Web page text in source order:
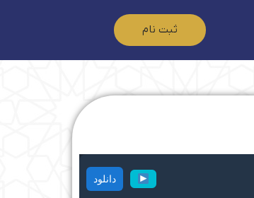
ثبت نام
دانلود